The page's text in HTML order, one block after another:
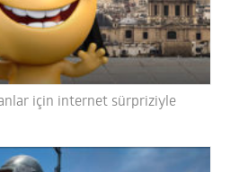
için internet sürpriziyle